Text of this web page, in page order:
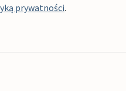
prywatności.